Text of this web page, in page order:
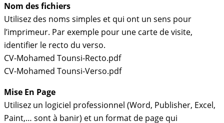
Nom des fichiers
Utilisez des noms simples et qui ont un sens pour
l’imprimeur. Par exemple pour une carte de visite,
identifier le recto du verso.
CV-Mohamed Tounsi-Recto.pdf
CV-Mohamed Tounsi-Verso.pdf
Mise En Page
Utilisez un logiciel professionnel (Word, Publisher, Excel,
Paint,… sont à banir) et un format de page qui